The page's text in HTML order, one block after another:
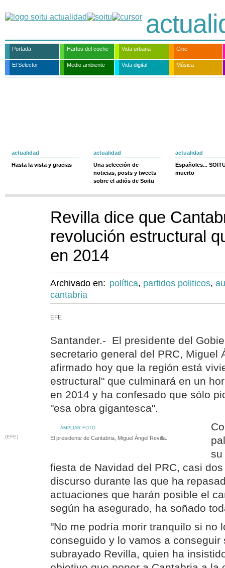
Portada Hartos del coche Vida urbana Cine
El Selector Medio ambiente Vida digital Música
actualidad
Hasta la vista y gracias
actualidad
Una selección de
noticias, posts y tweets
sobre el adiós de Soitu
actualidad
Españoles...
muerto
Revilla dice que
revolución estructural
en 2014
Archivado en: política, partidos politicos,
cantabria
EFE
Santander.- El presidente del
secretario general del PRC, Miguel
afirmado hoy que la región está
estructural" que culminará en un
en 2014 y ha confesado que sólo
"esa obra gigantesca".
AMPLIAR FOTO
(EFE) El presidente de Cantabria, Miguel Ángel Revilla.
su
fiesta de Navidad del PRC, casi
discurso durante las que ha
actuaciones que harán posible el
según ha asegurado, ha soñado
"No me podría morir tranquilo si no
conseguido y lo vamos a conseguir
subrayado Revilla, quien ha